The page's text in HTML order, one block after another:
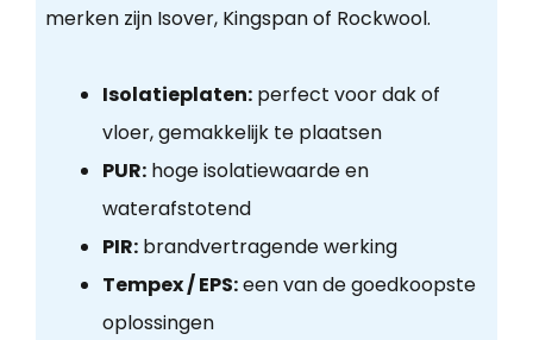
merken zijn Isover, Kingspan of Rockwool.
Isolatieplaten:perfect voor dak of
vloer, gemakkelijk te plaatsen
PUR:hoge isolatiewaarde en
waterafstotend
PIR:brandvertragende werking
Tempex / EPS:een van de goedkoopste
oplossingen